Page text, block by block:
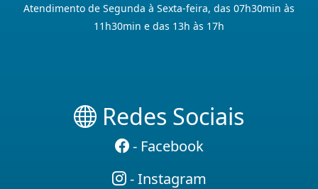
Atendimento de Segunda à Sexta-feira, das 07h30min às
11h30min e das 13h às 17h
Redes Sociais
- Facebook
- Instagram